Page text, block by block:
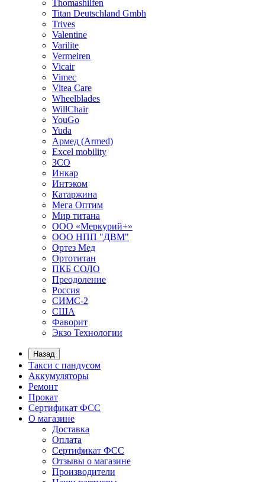
Thomashilfen
Titan Deutschland Gmbh
Trives
Valentine
Varilite
Vermeiren
Vicair
Vimec
Vitea Care
Wheelblades
WillChair
YouGo
Yuda
Армед (Armed)
Еxcel mobility
ЗСО
Инкар
Интэком
Катаржина
Мега Оптим
Мир титана
ООО «Меркурий+»
ООО НПП "ДВМ"
Ортез Мед
Ортотитан
ПКБ СОЛО
Преодоление
Россия
СИМС-2
США
Фаворит
Экзо Технологии
Назад
Такси с пандусом
Аккумуляторы
Ремонт
Прокат
Сертификат ФСС
О магазине
Доставка
Оплата
Сертификат ФСС
Отзывы о магазине
Производители